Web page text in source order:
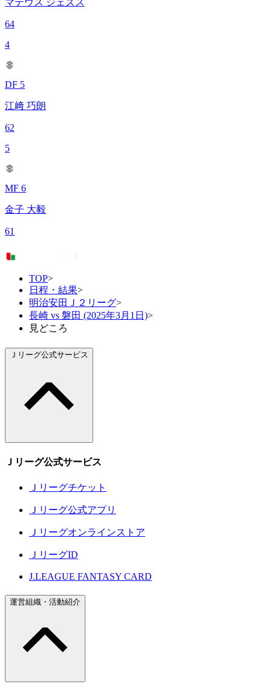
マテウス ジェズス
64
4
DF 5
江﨑 巧朗
62
5
MF 6
金子 大毅
61
TOP>
日程・結果>
明治安田Ｊ２リーグ>
長崎 vs 磐田 (2025年3月1日)>
見どころ
Ｊリーグ公式サービス
Ｊリーグ公式サービス
Ｊリーグチケット
Ｊリーグ公式アプリ
Ｊリーグオンラインストア
ＪリーグID
J.LEAGUE FANTASY CARD
運営組織・活動紹介